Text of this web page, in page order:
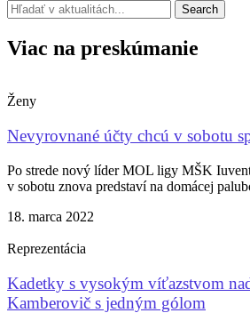
Search
Viac na preskúmanie
Ženy
Nevyrovnané účty chcú v sobotu
Po strede nový líder MOL ligy MŠK
v sobotu znova predstaví na domácej
18. marca 2022
Reprezentácia
Kadetky s vysokým víťazstvom
Kamberovič s jedným gólom